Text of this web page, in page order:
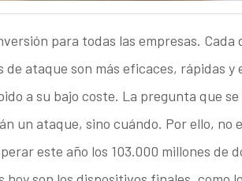
para todas las empresas. Cada
ataque son más eficaces, rápidas y
a su bajo coste. La pregunta que se
un ataque, sino cuándo. Por ello, no
este año los 103.000 millones de